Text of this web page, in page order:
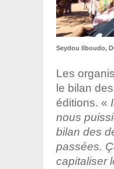
Seydou Ilboudo,
Les
le bilan
éditions. «
nous
bilan des
passées.
capitaliser